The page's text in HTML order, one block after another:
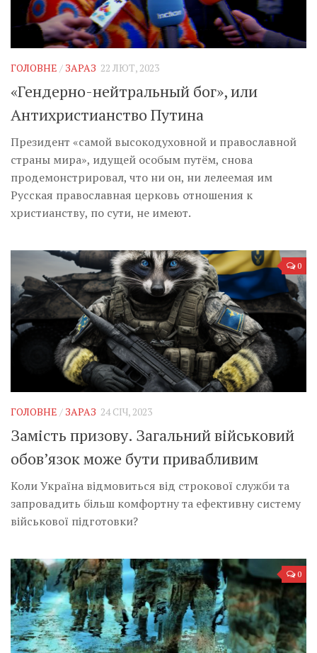
ГОЛОВНЕ / ЗАРАЗ 22 ЛЮТ, 2023
«Гендерно-нейтральный бог», или
Антихристианство Путина
Президент «самой высокодуховной и православной
страны мира», идущей особым путём, снова
продемонстрировал, что ни он, ни лелеемая им
Русская православная церковь отношения к
христианству, по сути, не имеют.
0
ГОЛОВНЕ / ЗАРАЗ 24 СІЧ, 2023
Замість призову. Загальний військовий
обовʼязок може бути привабливим
Коли Україна відмовиться від строкової служби та
запровадить більш комфортну та ефективну систему
військової підготовки?
0